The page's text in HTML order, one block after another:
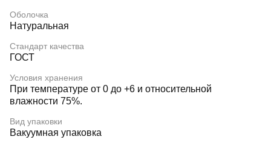
Оболочка
Натуральная
Стандарт качества
ГОСТ
Условия хранения
При температуре от 0 до +6 и относительной
влажности 75%.
Вид упаковки
Вакуумная упаковка